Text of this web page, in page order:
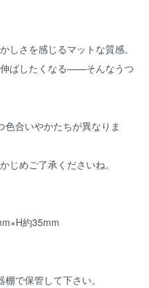
しさを感じるマットな質感。
ばしたくなる——そんなうつ
合いやかたちが異なりま
じめご了承くださいね。
約35mm
で保管して下さい。